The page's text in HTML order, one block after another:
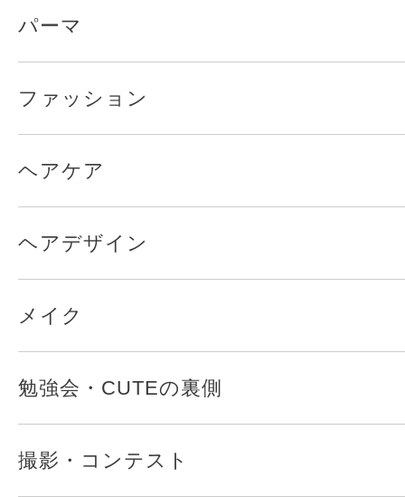
パーマ
ファッション
ヘアケア
ヘアデザイン
メイク
勉強会・CUTEの裏側
撮影・コンテスト